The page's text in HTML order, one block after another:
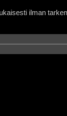
ilman